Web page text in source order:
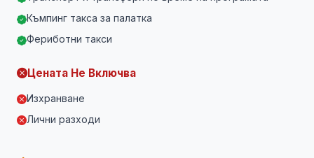
Къмпинг такса за палатка
Фериботни такси
Цената Не Включва
Изхранване
Лични разходи